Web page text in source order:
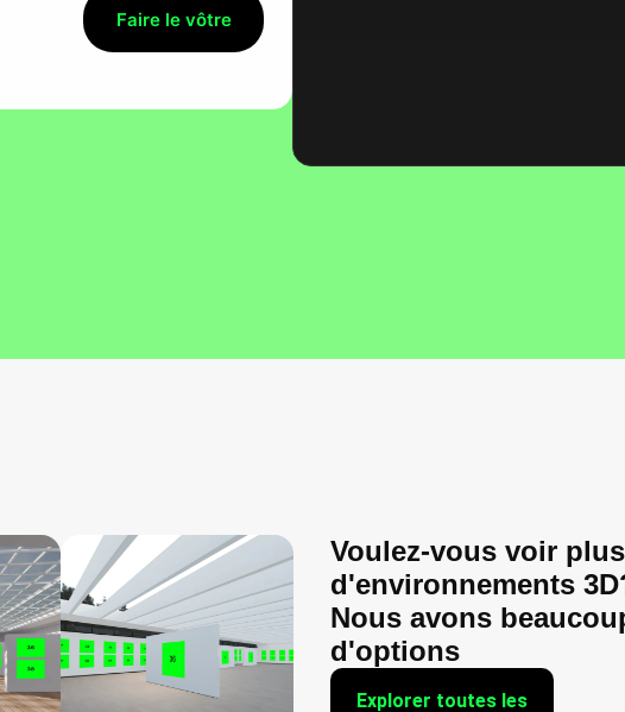
Faire le vôtre
Voulez-vous voir plus
d'environnements
Nous avons
d'options
Explorer toutes les